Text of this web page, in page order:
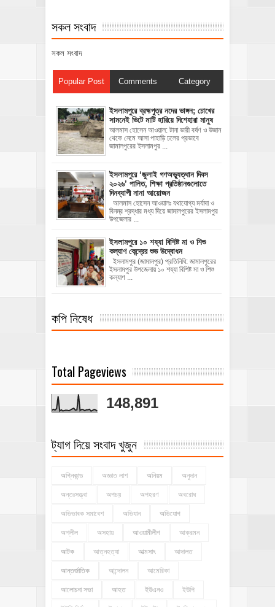
সকল সংবাদ
সকল সংবাদ
Popular Post Comments Category
ইসলামপুরে ব্রহ্মপুত্র নদের ভাঙ্গন; চোখের
সামনেই ভিটে মাটি হারিয়ে দিশেহারা মানুষ
আলমাস হোসেন আওয়াল: টানা ভারী বর্ষণ ও উজান
থেকে নেমে আসা পাহাড়ি ঢলের প্রভাবে
জামালপুরের ইসলামপুর ...
‎ইসলামপুরে ‘জুলাই গণঅভ্যুত্থান দিবস
২০২৬’ পালিত, শিক্ষা প্রতিষ্ঠানগুলোতে
দিনব্যাপী নানা আয়োজন
‎​আলমাস হোসেন আওয়ালঃ‎ ‎​যথাযোগ্য মর্যাদা ও
বিনম্র শ্রদ্ধার মধ্য দিয়ে জামালপুরের ইসলামপুর
উপজেলার ...
ইসলামপুরে ১০ শয্যা বিশিষ্ট মা ও শিশু
কল্যাণ কেন্দ্রের শুভ উদ্বোধন
ইসলামপুর (জামালপুর) প্রতিনিধি: জামালপুরের
ইসলামপুর উপজেলায় ১০ শয্যা বিশিষ্ট মা ও শিশু
কল্যাণ ...
কপি নিষেধ
Total Pageviews
148,891
ট্যাগ দিয়ে সংবাদ খুজুন
অগ্নিকান্ড অজ্ঞাত লাশ অনিয়ম অনুদান
অন্তঃসত্ত্বা অপচয় অপহরণ অবরোধ
অভিভাবক সমাবেশ অভিযান অভিযোগ
অশ্লীল অসহায় আওয়ামীলীগ আক্রমন
আটক আত্নহত্যা আত্মসাৎ আদালত
আন্তর্জাতিক আন্দোলন আমেরিকা
আলোচনা সভা আহত ইউএনও ইউপি